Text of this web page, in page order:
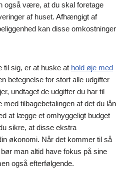
også være, at du skal foretage
af huset. Afhængigt af
kan disse omkostninger
til sig, er at huske at hold øje med
betegnelse for stort alle udgifter
undtaget de udgifter du har til
med tilbagebetalingen af det du lån
at lægge et omhyggeligt budget
sikre, at disse ekstra
økonomi. Når det kommer til så
man altid have fokus på sine
også efterfølgende.